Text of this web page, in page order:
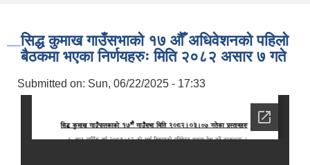
सिद्ध कुमाख गाउँसभाको १७ औँ अधिवेशनको पहिलो
बैठकमा भएका निर्णयहरुः मिति २०८२ असार ७ गते
Submitted on: Sun, 06/22/2025 - 17:33